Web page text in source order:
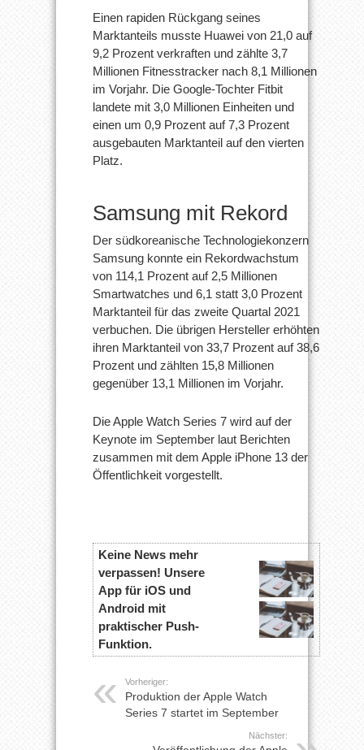
Einen rapiden Rückgang seines
Marktanteils musste Huawei von 21,0 auf
9,2 Prozent verkraften und zählte 3,7
Millionen Fitnesstracker nach 8,1 Millionen
im Vorjahr. Die Google-Tochter Fitbit
landete mit 3,0 Millionen Einheiten und
einen um 0,9 Prozent auf 7,3 Prozent
ausgebauten Marktanteil auf den vierten
Platz.
Samsung mit Rekord
Der südkoreanische Technologiekonzern
Samsung konnte ein Rekordwachstum
von 114,1 Prozent auf 2,5 Millionen
Smartwatches und 6,1 statt 3,0 Prozent
Marktanteil für das zweite Quartal 2021
verbuchen. Die übrigen Hersteller erhöhten
ihren Marktanteil von 33,7 Prozent auf 38,6
Prozent und zählten 15,8 Millionen
gegenüber 13,1 Millionen im Vorjahr.
Die Apple Watch Series 7 wird auf der
Keynote im September laut Berichten
zusammen mit dem Apple iPhone 13 der
Öffentlichkeit vorgestellt.
Keine News mehr
verpassen! Unsere
App für iOS und
Android mit
praktischer Push-
Funktion.
Vorheriger:
Produktion der Apple Watch
Series 7 startet im September
Nächster: